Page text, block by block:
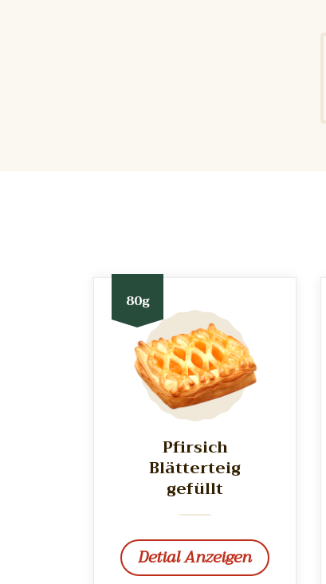
80g
Pfirsich
Blätterteig
gefüllt
Detial Anzeigen